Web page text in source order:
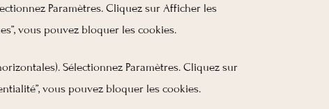
Paramètres. Cliquez sur Afficher les
vous pouvez bloquer les cookies.
Sélectionnez Paramètres. Cliquez sur
vous pouvez bloquer les cookies.